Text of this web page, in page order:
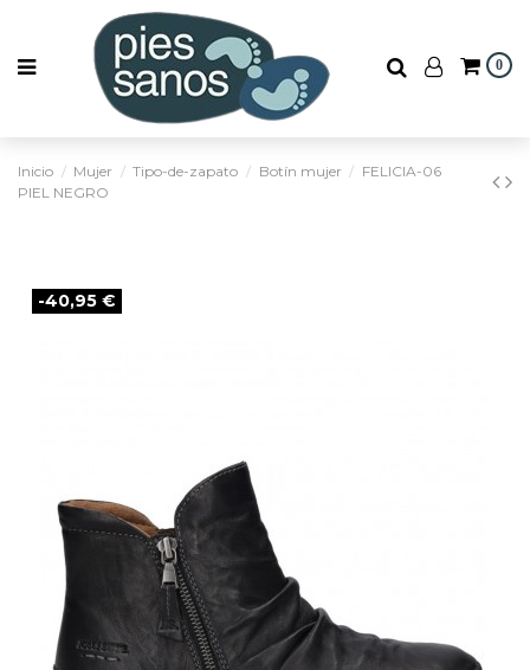
0
Inicio Mujer Tipo-de-zapato Botín mujer
FELICIA-06
PIEL NEGRO
-40,95 €